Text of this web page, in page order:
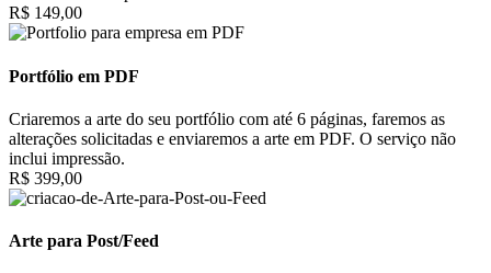
R$ 149,00
Portfólio em PDF
Criaremos a arte do seu portfólio com até 6 páginas, faremos as
alterações solicitadas e enviaremos a arte em PDF. O serviço não
inclui impressão.
R$ 399,00
Arte para Post/Feed